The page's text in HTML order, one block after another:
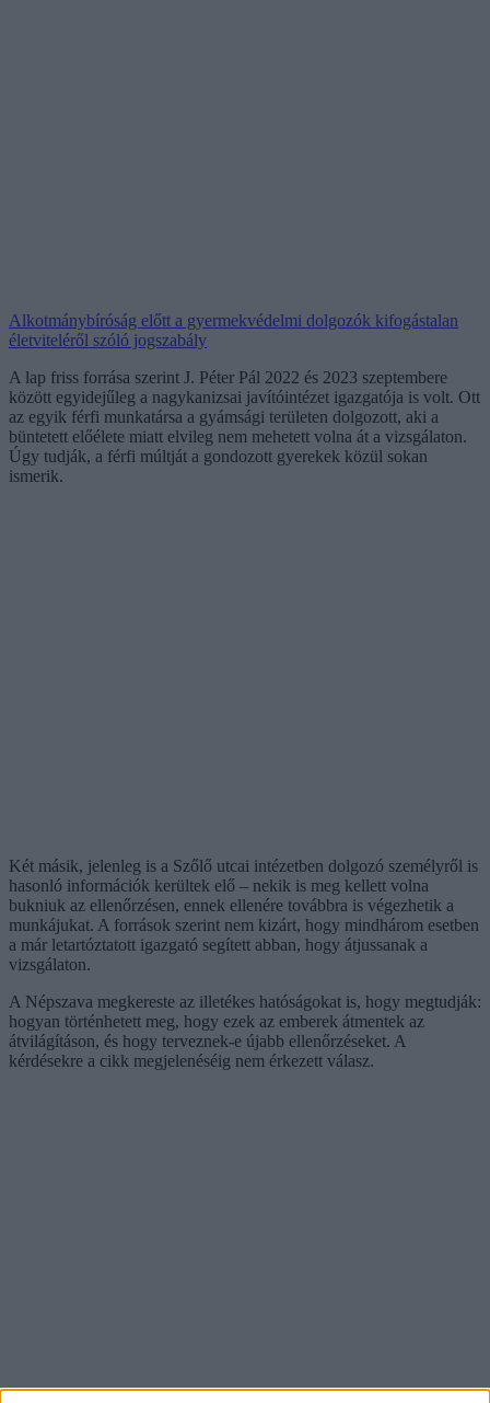
Alkotmánybíróság előtt a gyermekvédelmi dolgozók kifogástalan
életviteléről szóló jogszabály
A lap friss forrása szerint J. Péter Pál 2022 és 2023 szeptembere
között egyidejűleg a nagykanizsai javítóintézet igazgatója is volt. Ott
az egyik férfi munkatársa a gyámsági területen dolgozott, aki a
büntetett előélete miatt elvileg nem mehetett volna át a vizsgálaton.
Úgy tudják, a férfi múltját a gondozott gyerekek közül sokan
ismerik.
Két másik, jelenleg is a Szőlő utcai intézetben dolgozó személyről is
hasonló információk kerültek elő – nekik is meg kellett volna
bukniuk az ellenőrzésen, ennek ellenére továbbra is végezhetik a
munkájukat. A források szerint nem kizárt, hogy mindhárom esetben
a már letartóztatott igazgató segített abban, hogy átjussanak a
vizsgálaton.
A Népszava megkereste az illetékes hatóságokat is, hogy megtudják:
hogyan történhetett meg, hogy ezek az emberek átmentek az
átvilágításon, és hogy terveznek-e újabb ellenőrzéseket. A
kérdésekre a cikk megjelenéséig nem érkezett válasz.